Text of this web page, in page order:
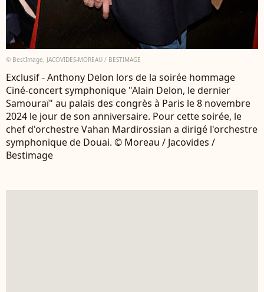
© BestImage, JACOVIDES-MOREAU / BESTIMAGE
Exclusif - Anthony Delon lors de la soirée hommage
Ciné-concert symphonique "Alain Delon, le dernier
Samouraï" au palais des congrès à Paris le 8 novembre
2024 le jour de son anniversaire. Pour cette soirée, le
chef d'orchestre Vahan Mardirossian a dirigé l'orchestre
symphonique de Douai. © Moreau / Jacovides /
Bestimage